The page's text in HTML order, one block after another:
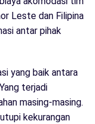
Leste dan Filipina
antar pihak
yang baik antara
terjadi
masing-masing.
kekurangan